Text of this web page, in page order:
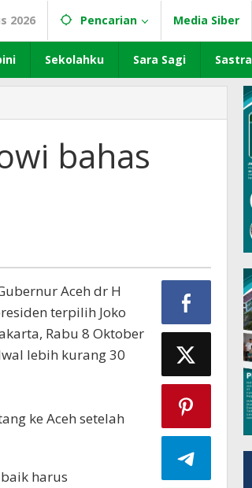
2026 Pencarian Media Siber
Sekolahku Sara Sagi Sastra
bahas
Aceh dr H
terpilih Joko
Rabu 8 Oktober
lebih kurang 30
ke Aceh setelah
harus